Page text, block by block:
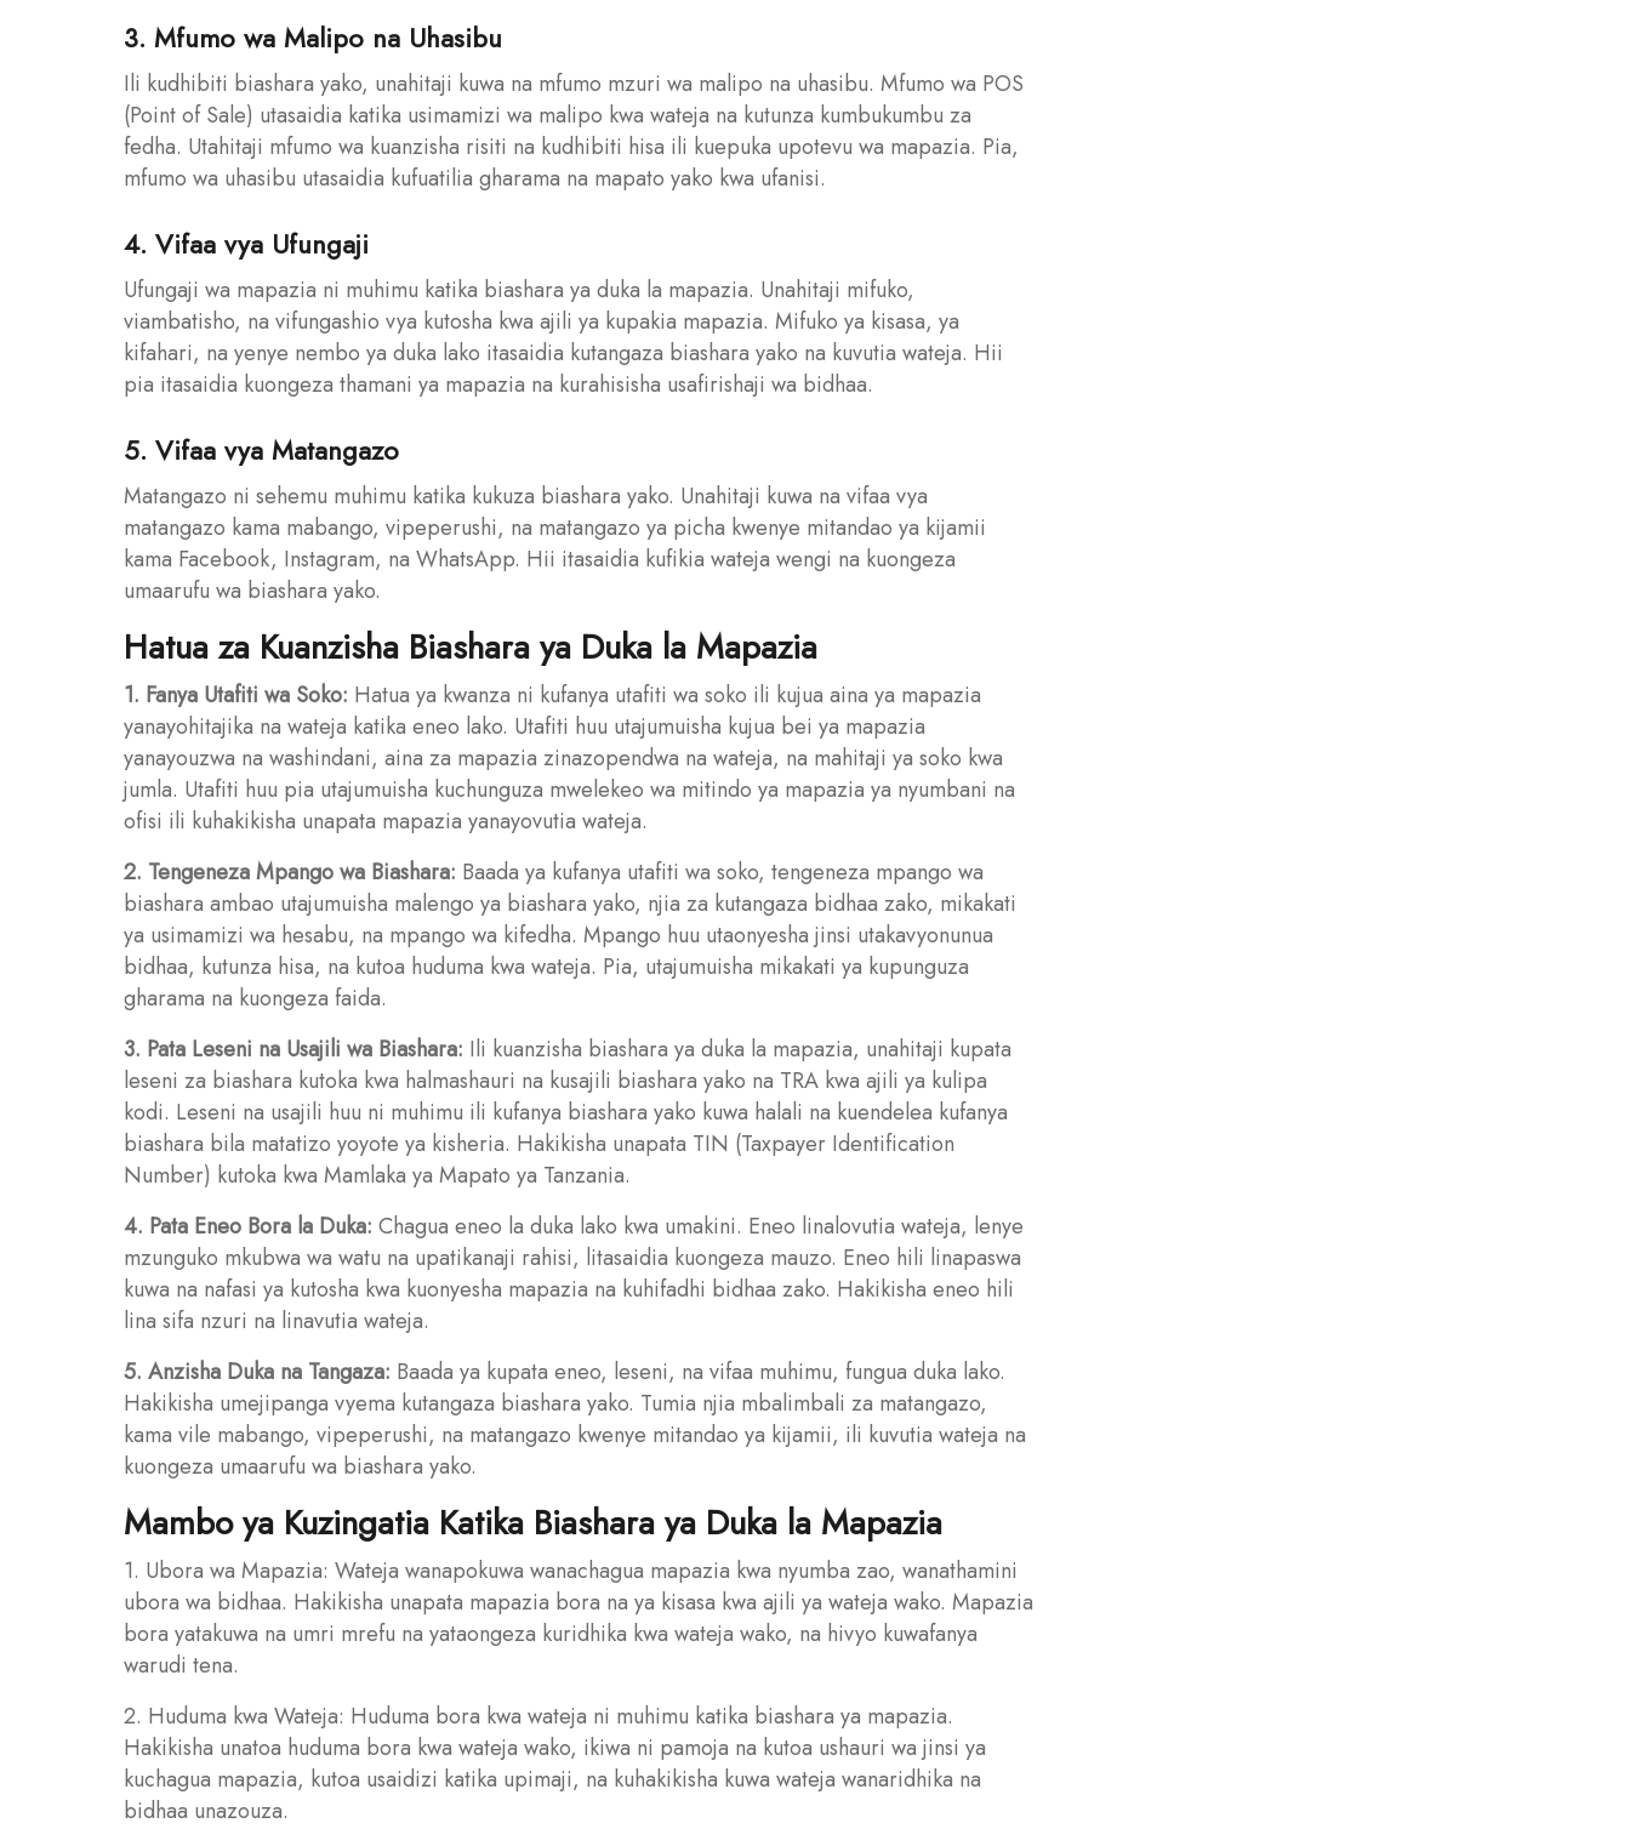
3. Mfumo wa Malipo na Uhasibu
Ili kudhibiti biashara yako, unahitaji kuwa na mfumo mzuri wa malipo na uhasibu. Mfumo wa POS
(Point of Sale) utasaidia katika usimamizi wa malipo kwa wateja na kutunza kumbukumbu za
fedha. Utahitaji mfumo wa kuanzisha risiti na kudhibiti hisa ili kuepuka upotevu wa mapazia. Pia,
mfumo wa uhasibu utasaidia kufuatilia gharama na mapato yako kwa ufanisi.
4. Vifaa vya Ufungaji
Ufungaji wa mapazia ni muhimu katika biashara ya duka la mapazia. Unahitaji mifuko,
viambatisho, na vifungashio vya kutosha kwa ajili ya kupakia mapazia. Mifuko ya kisasa, ya
kifahari, na yenye nembo ya duka lako itasaidia kutangaza biashara yako na kuvutia wateja. Hii
pia itasaidia kuongeza thamani ya mapazia na kurahisisha usafirishaji wa bidhaa.
5. Vifaa vya Matangazo
Matangazo ni sehemu muhimu katika kukuza biashara yako. Unahitaji kuwa na vifaa vya
matangazo kama mabango, vipeperushi, na matangazo ya picha kwenye mitandao ya kijamii
kama Facebook, Instagram, na WhatsApp. Hii itasaidia kufikia wateja wengi na kuongeza
umaarufu wa biashara yako.
Hatua za Kuanzisha Biashara ya Duka la Mapazia
1. Fanya Utafiti wa Soko: Hatua ya kwanza ni kufanya utafiti wa soko ili kujua aina ya mapazia
yanayohitajika na wateja katika eneo lako. Utafiti huu utajumuisha kujua bei ya mapazia
yanayouzwa na washindani, aina za mapazia zinazopendwa na wateja, na mahitaji ya soko kwa
jumla. Utafiti huu pia utajumuisha kuchunguza mwelekeo wa mitindo ya mapazia ya nyumbani na
ofisi ili kuhakikisha unapata mapazia yanayovutia wateja.
2. Tengeneza Mpango wa Biashara: Baada ya kufanya utafiti wa soko, tengeneza mpango wa
biashara ambao utajumuisha malengo ya biashara yako, njia za kutangaza bidhaa zako, mikakati
ya usimamizi wa hesabu, na mpango wa kifedha. Mpango huu utaonyesha jinsi utakavyonunua
bidhaa, kutunza hisa, na kutoa huduma kwa wateja. Pia, utajumuisha mikakati ya kupunguza
gharama na kuongeza faida.
3. Pata Leseni na Usajili wa Biashara: Ili kuanzisha biashara ya duka la mapazia, unahitaji kupata
leseni za biashara kutoka kwa halmashauri na kusajili biashara yako na TRA kwa ajili ya kulipa
kodi. Leseni na usajili huu ni muhimu ili kufanya biashara yako kuwa halali na kuendelea kufanya
biashara bila matatizo yoyote ya kisheria. Hakikisha unapata TIN (Taxpayer Identification
Number) kutoka kwa Mamlaka ya Mapato ya Tanzania.
4. Pata Eneo Bora la Duka: Chagua eneo la duka lako kwa umakini. Eneo linalovutia wateja, lenye
mzunguko mkubwa wa watu na upatikanaji rahisi, litasaidia kuongeza mauzo. Eneo hili linapaswa
kuwa na nafasi ya kutosha kwa kuonyesha mapazia na kuhifadhi bidhaa zako. Hakikisha eneo hili
lina sifa nzuri na linavutia wateja.
5. Anzisha Duka na Tangaza: Baada ya kupata eneo, leseni, na vifaa muhimu, fungua duka lako.
Hakikisha umejipanga vyema kutangaza biashara yako. Tumia njia mbalimbali za matangazo,
kama vile mabango, vipeperushi, na matangazo kwenye mitandao ya kijamii, ili kuvutia wateja na
kuongeza umaarufu wa biashara yako.
Mambo ya Kuzingatia Katika Biashara ya Duka la Mapazia
1. Ubora wa Mapazia: Wateja wanapokuwa wanachagua mapazia kwa nyumba zao, wanathamini
ubora wa bidhaa. Hakikisha unapata mapazia bora na ya kisasa kwa ajili ya wateja wako. Mapazia
bora yatakuwa na umri mrefu na yataongeza kuridhika kwa wateja wako, na hivyo kuwafanya
warudi tena.
2. Huduma kwa Wateja: Huduma bora kwa wateja ni muhimu katika biashara ya mapazia.
Hakikisha unatoa huduma bora kwa wateja wako, ikiwa ni pamoja na kutoa ushauri wa jinsi ya
kuchagua mapazia, kutoa usaidizi katika upimaji, na kuhakikisha kuwa wateja wanaridhika na
bidhaa unazouza.